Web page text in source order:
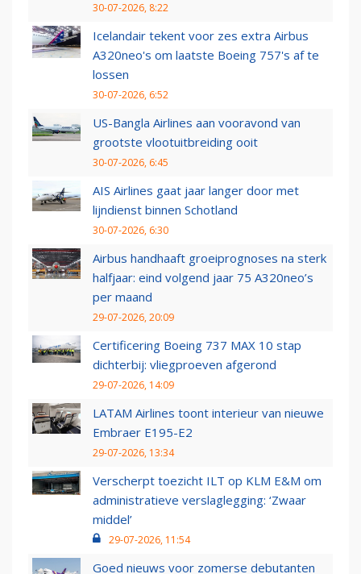
30-07-2026, 8:22
Icelandair tekent voor zes extra Airbus
A320neo's om laatste Boeing 757's af te
lossen
30-07-2026, 6:52
US-Bangla Airlines aan vooravond van
grootste vlootuitbreiding ooit
30-07-2026, 6:45
AIS Airlines gaat jaar langer door met
lijndienst binnen Schotland
30-07-2026, 6:30
Airbus handhaaft groeiprognoses na sterk
halfjaar: eind volgend jaar 75 A320neo’s
per maand
29-07-2026, 20:09
Certificering Boeing 737 MAX 10 stap
dichterbij: vliegproeven afgerond
29-07-2026, 14:09
LATAM Airlines toont interieur van nieuwe
Embraer E195-E2
29-07-2026, 13:34
Verscherpt toezicht ILT op KLM E&M om
administratieve verslaglegging: ‘Zwaar
middel’
29-07-2026, 11:54
Goed nieuws voor zomerse debutanten